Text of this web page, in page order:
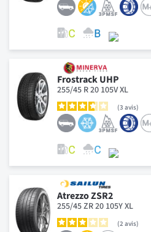
Frostrack UHP
255/45 R 20 105V XL
3 avis
Atrezzo ZSR2
255/45 ZR 20 105Y XL
2 avis